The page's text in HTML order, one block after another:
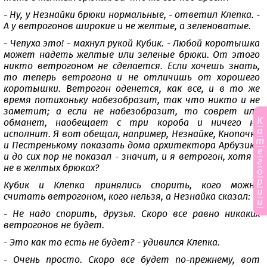
- Ну, у Незнайки брюки нормальные, - ответил Клепка. -
А у ветрогонов широкие и не желтые, а зеленоватые.
- Чепуха это! - махнул рукой Кубик. - Любой коротышка
может надеть желтые или зеленые брюки. От этого
никто ветрогоном не сделается. Если хочешь знать,
то теперь ветрогона и не отличишь от хорошего
коротышки. Ветрогон оденется, как все, и в то же
время потихоньку набезобразит, так что никто и не
заметит; а если не набезобразит, то соврет или
обманет, наобещает с три короба и ничего не
исполнит. Я вот обещал, например, Незнайке, Кнопочке
и Пестренькому показать дома архитектора Арбузика
и до сих пор не показал - значит, и я ветрогон, хотя и
не в желтых брюках?
Кубик и Клепка принялись спорить, кого можно
считать ветрогоном, кого нельзя, а Незнайка сказал:
- Не надо спорить, друзья. Скоро все равно никаких
ветрогонов не будет.
- Это как то есть не будет? - удивился Клепка.
- Очень просто. Скоро все будет по-прежнему, вот
К
а
т
е
г
о
р
и
и